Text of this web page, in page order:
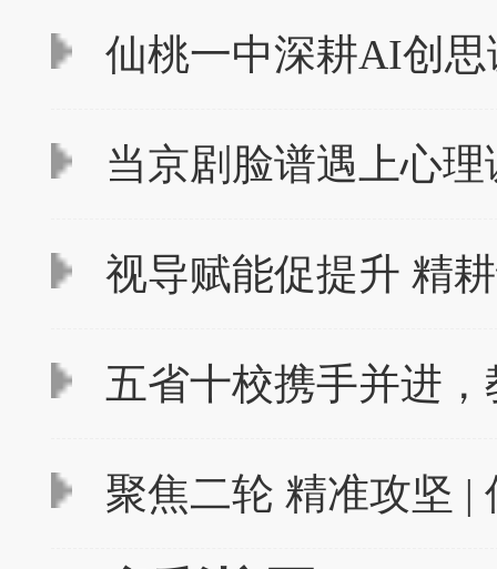
仙桃一中深耕AI创思
当京剧脸谱遇上心理
视导赋能促提升 精
五省十校携手并进，
聚焦二轮 精准攻坚 |